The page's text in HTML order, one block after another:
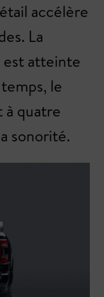
accélère
La
est atteinte
le
à quatre
sonorité.